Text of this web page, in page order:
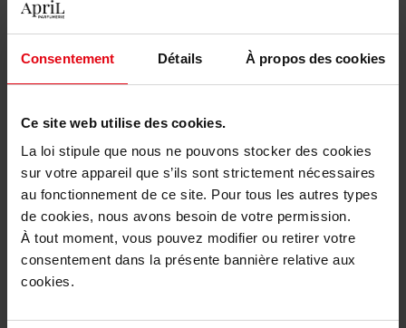
Consentement Détails À propos des cookies
Ce site web utilise des cookies.
La loi stipule que nous ne pouvons stocker des cookies
sur votre appareil que s’ils sont strictement nécessaires
au fonctionnement de ce site. Pour tous les autres types
de cookies, nous avons besoin de votre permission.
À tout moment, vous pouvez modifier ou retirer votre
consentement dans la présente bannière relative aux
cookies.
Livraison
Cet article n'est plus disponible pour le moment
Être prévenu de la disponibilité
Livraison gratuite à partir de 55€
Retour gratuit dans votre magasin
Emballage cadeau offert
Description